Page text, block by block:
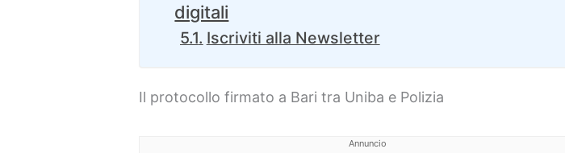
digitali
Iscriviti alla Newsletter
Il protocollo firmato a Bari tra Uniba e Polizia
Annuncio